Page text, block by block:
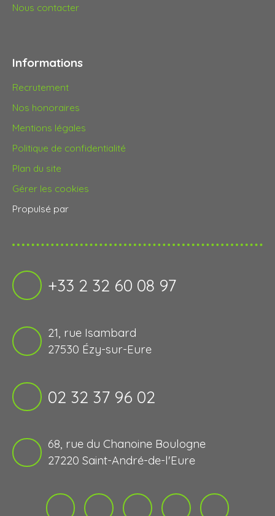
Nous contacter
Informations
Recrutement
Nos honoraires
Mentions légales
Politique de confidentialité
Plan du site
Gérer les cookies
Propulsé par
+33 2 32 60 08 97
21, rue Isambard
27530 Ézy-sur-Eure
02 32 37 96 02
68, rue du Chanoine Boulogne
27220 Saint-André-de-l'Eure